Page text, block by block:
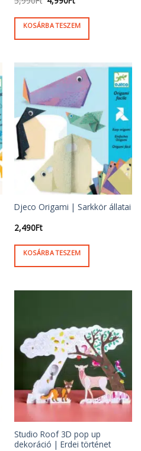
price
was:
5,990Ft.
price
is:
4,990Ft.
KOSÁRBA TESZEM
Djeco Origami | Sarkkör állatai
2,490Ft
KOSÁRBA TESZEM
Studio Roof 3D pop up
dekoráció | Erdei történet